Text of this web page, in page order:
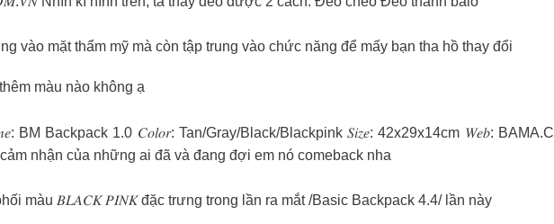
vào mặt thẩm mỹ mà còn tập trung vào chức năng để mấy bạn tha hồ thay đổi
màu nào không ạ
Backpack 1.0 𝐶𝑜𝑙𝑜𝑟: Tan/Gray/Black/Blackpink 𝑆𝑖𝑧𝑒: 42x29x14cm 𝑊𝑒𝑏:
nhận của những ai đã và đang đợi em nó comeback nha
màu 𝐵𝐿𝐴𝐶𝐾 𝑃𝐼𝑁𝐾 đặc trưng trong lần ra mắt /Basic Backpack 4.4/ lần này